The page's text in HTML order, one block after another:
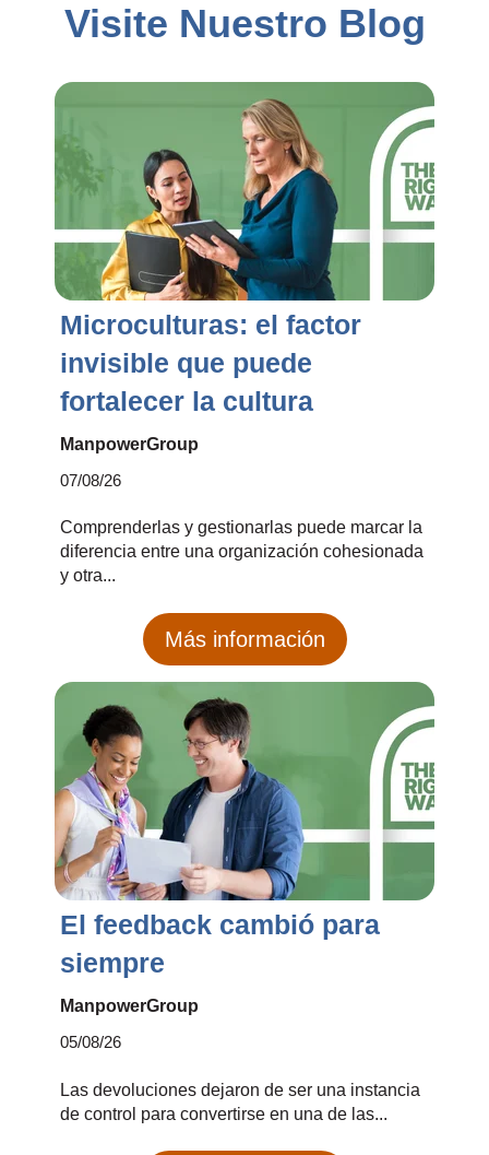
Visite Nuestro Blog
Microculturas: el factor
invisible que puede
fortalecer la cultura
ManpowerGroup
07/08/26
Comprenderlas y gestionarlas puede marcar la
diferencia entre una organización cohesionada
y otra...
Más información
El feedback cambió para
siempre
ManpowerGroup
05/08/26
Las devoluciones dejaron de ser una instancia
de control para convertirse en una de las...